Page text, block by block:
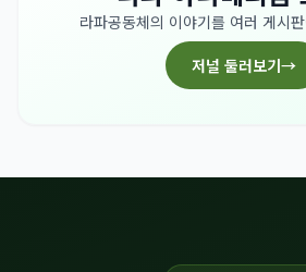
라파공동체의 이야기를 여러 게시
저널 둘러보기→